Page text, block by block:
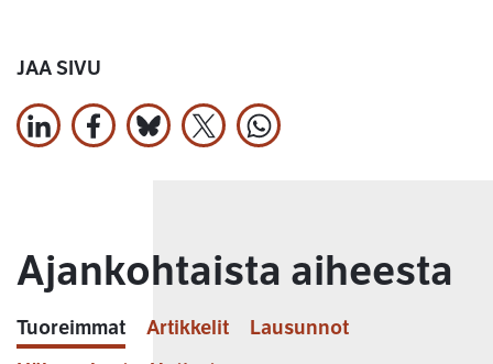
JAA SIVU
Jaa LinkedInissä
Jaa Facebookissa
Jaa Bluesky:ssa
Jaa X:ssäJaa WhatsApissa
Ajankohtaista aiheesta
Tuoreimmat Artikkelit
Lausunnot